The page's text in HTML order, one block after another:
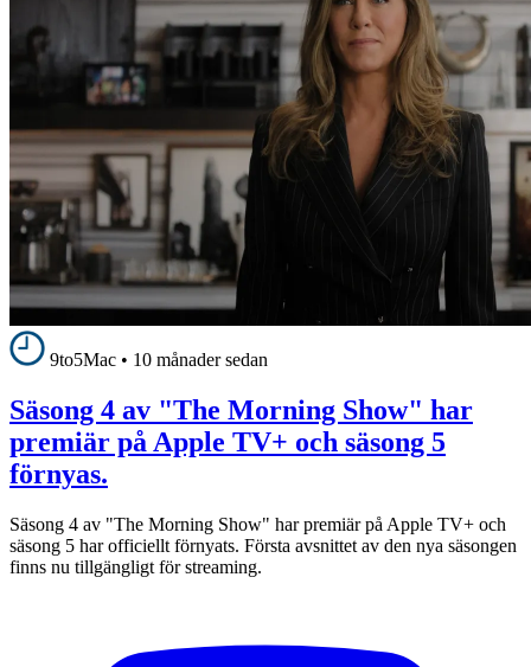
9to5Mac • 10 månader sedan
Säsong 4 av "The Morning Show" har
premiär på Apple TV+ och säsong 5
förnyas.
Säsong 4 av "The Morning Show" har premiär på Apple TV+ och
säsong 5 har officiellt förnyats. Första avsnittet av den nya säsongen
finns nu tillgängligt för streaming.